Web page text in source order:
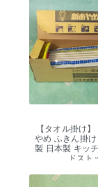
【タオル掛け
やめ ふきん掛
製 日本製 キッ
ドスト